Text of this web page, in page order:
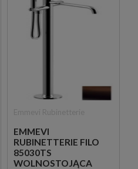
EMMEVI
RUBINETTERIE FILO
85030TS
WOLNOSTOJĄCA